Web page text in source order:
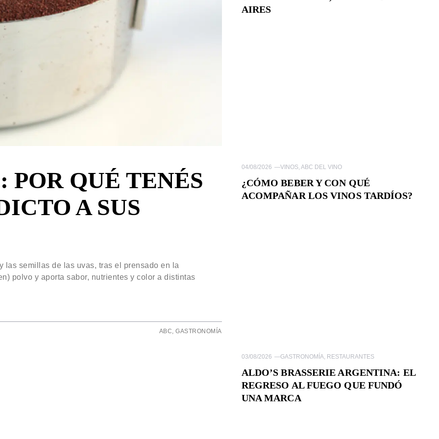
QUÉ TENÉS
A SUS
semillas de las uvas, tras el prensado en la
polvo y aporta sabor, nutrientes y color a distintas
ABC ,GASTRONOMÍA
AIRES
04/08/2026 —VINOS, ABC DEL VINO
¿CÓMO BEBER Y CON QUÉ
ACOMPAÑAR LOS VINOS TARDÍOS?
03/08/2026 —GASTRONOMÍA, RESTAURANTES
ALDO’S BRASSERIE ARGENTINA: EL
REGRESO AL FUEGO QUE FUNDÓ
UNA MARCA